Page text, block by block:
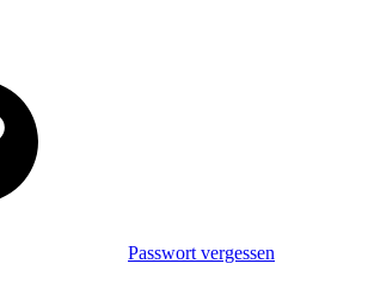
Passwort vergessen